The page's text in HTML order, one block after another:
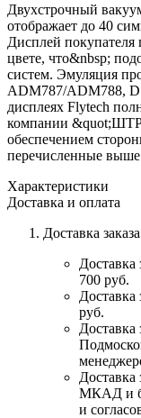
Двухстрочный
отображает до 40
Дисплей покупателя
цвете, что&nbsp;
систем. Эмуляция
ADM787/ADM788,
дисплеях Flytech
компании
обеспечением
перечисленные
Характеристики
Доставка и оплата
Доставка
700 руб.
руб.
Доставка
Доставка
МКАД и
и